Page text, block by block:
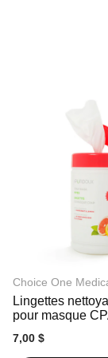
Choice One
Lingettes
pour masque
7,00 $